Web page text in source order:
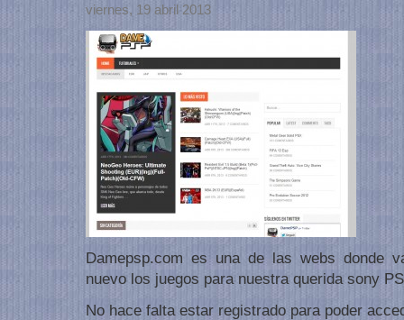
viernes, 19 abril 2013
Damepsp.com es una de las webs donde
nuevo los juegos para nuestra querida sony
No hace falta estar registrado para poder